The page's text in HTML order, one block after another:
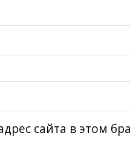
сайта в этом